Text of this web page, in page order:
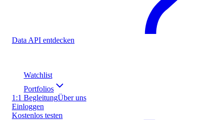
Data API entdecken
Watchlist
Portfolios
1:1 BegleitungÜber uns
Einloggen
Kostenlos testen